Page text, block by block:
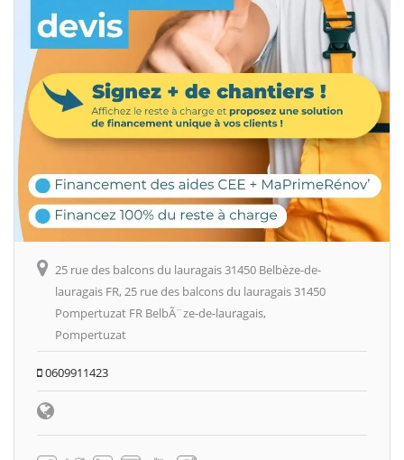
25 rue des balcons du lauragais 31450 Belbèze-de-
lauragais FR, 25 rue des balcons du lauragais 31450
Pompertuzat FR BelbÃ¨ze-de-lauragais,
Pompertuzat
0609911423